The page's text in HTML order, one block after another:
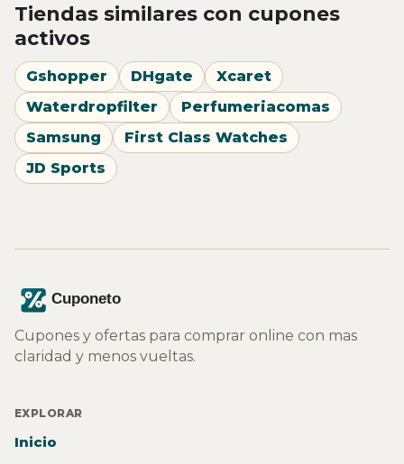
Tiendas similares con cupones
activos
Gshopper DHgate
Xcaret
Waterdropfilter
Perfumeriacomas
Samsung
First Class Watches
JD Sports
Cupones y ofertas para comprar online con mas
claridad y menos vueltas.
EXPLORAR
Inicio